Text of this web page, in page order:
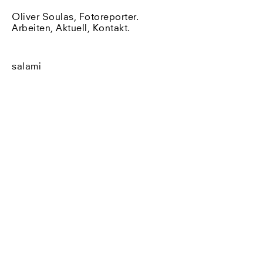
Oliver Soulas, Fotoreporter.
Arbeiten
Aktuell Kontakt.
salami